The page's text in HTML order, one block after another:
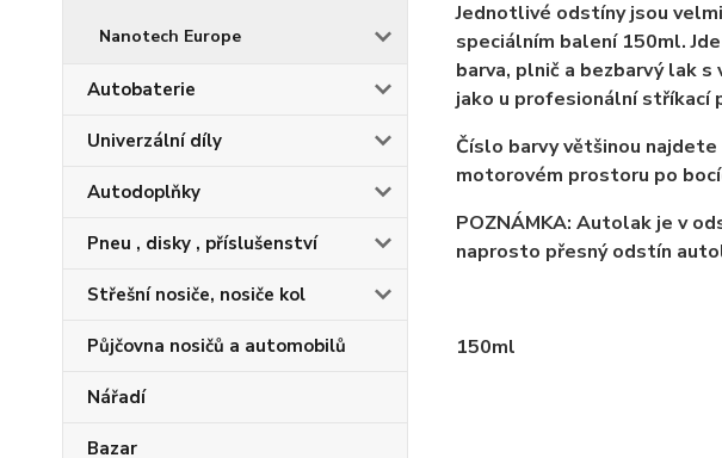
Nanotech Europe
Autobaterie
Univerzální díly
Autodoplňky
Pneu , disky , příslušenství
Střešní nosiče, nosiče kol
Půjčovna nosičů a automobilů
Nářadí
Bazar
Jednotlivé odstíny jsou
speciálním balení 150ml.
barva, plnič a bezbarvý lak
jako u profesionální stříkací
Číslo barvy většinou
motorovém prostoru po
POZNÁMKA: Autolak je v
naprosto přesný odstín
150ml